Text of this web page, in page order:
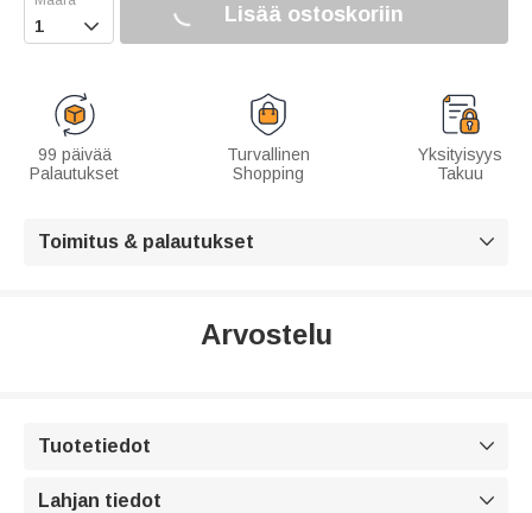
 Lisää ostoskoriin
99 päivää
Palautukset
Turvallinen
Shopping
Yksityisyys
Takuu
Toimitus & palautukset 
Arvostelu
Tuotetiedot 
Lahjan tiedot 